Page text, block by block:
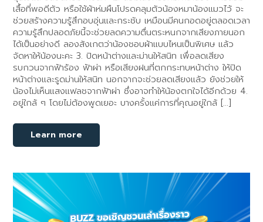
เสื้อที่พอดีตัว หรือใช้ผ้าห่มผืนโปรดคลุมตัวน้องหมาน้องแมวไว้ จะ
ช่วยสร้างความรู้สึกอบอุ่นและกระชับ เหมือนมีคนกอดอยู่ตลอดเวลา
ความรู้สึกปลอดภัยนี้จะช่วยลดความตื่นตระหนกจากเสียงภายนอก
ได้เป็นอย่างดี ลองสังเกตว่าน้องชอบผ้าแบบไหนเป็นพิเศษ แล้ว
จัดหาให้น้องนะคะ 3. ปิดหน้าต่างและม่านให้สนิท เพื่อลดเสียง
รบกวนจากฟ้าร้อง ฟ้าผ่า หรือเสียงฝนที่ตกกระทบหน้าต่าง ให้ปิด
หน้าต่างและรูดม่านให้สนิท นอกจากจะช่วยลดเสียงแล้ว ยังช่วยให้
น้องไม่เห็นแสงแฟลชจากฟ้าผ่า ซึ่งอาจทำให้น้องตกใจได้อีกด้วย 4.
อยู่ใกล้ ๆ โดยไม่ต้องพูดเยอะ บางครั้งแค่การที่คุณอยู่ใกล้ […]
Learn more